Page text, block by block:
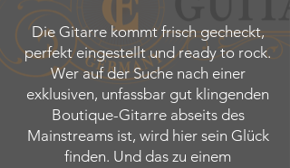
Die Gitarre kommt frisch gecheckt,
perfekt eingestellt und ready to rock.
Wer auf der Suche nach einer
exklusiven, unfassbar gut klingenden
Boutique-Gitarre abseits des
Mainstreams ist, wird hier sein Glück
finden. Und das zu einem